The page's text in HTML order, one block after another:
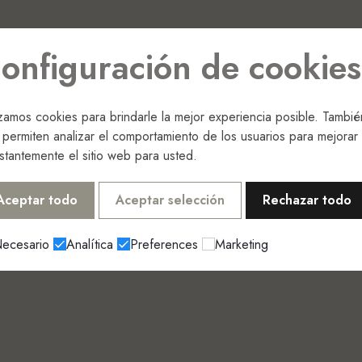
de cookies
cookies para brindarle la mejor experiencia posible.
analizar el comportamiento de los usuarios para mejorar
el sitio web para usted.
todo Aceptar selección Rechazar todo
Analítica Preferences Marketing